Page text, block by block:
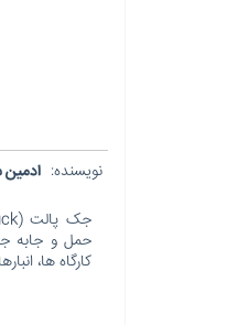
نویسنده:
حمل و جابه
کارگاه ها،